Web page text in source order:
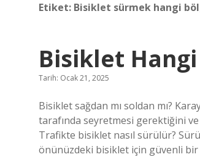
Etiket: Bisiklet sürmek hangi
Bisiklet
Tarih: Ocak 21, 2025
Bisiklet sağdan mı soldan mı?
tarafında seyretmesi gerektiğini
Trafikte bisiklet nasıl sürülür?
önünüzdeki bisiklet için güvenli bir